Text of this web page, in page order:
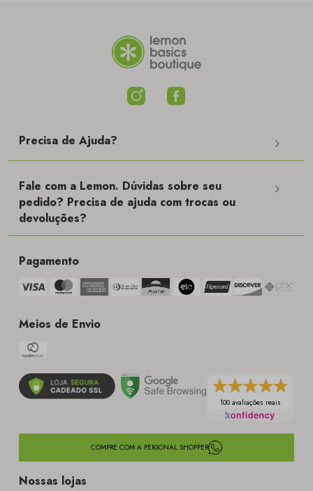
Precisa de Ajuda?
Fale com a Lemon. Dúvidas sobre seu
pedido? Precisa de ajuda com trocas ou
devoluções?
Pagamento
Meios de Envio
100 avaliações reais
COMPRE COM A PERSONAL SHOPPER
Nossas lojas